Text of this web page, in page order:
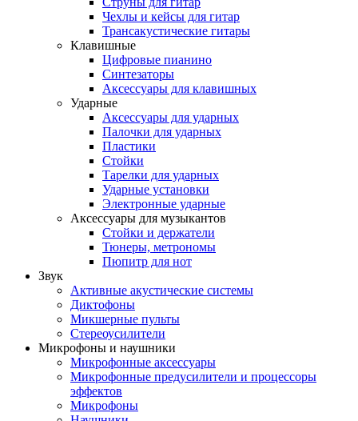
Чехлы и кейсы для гитар
Трансакустические гитары
Клавишные
Цифровые пианино
Синтезаторы
Аксессуары для клавишных
Ударные
Аксессуары для ударных
Палочки для ударных
Пластики
Стойки
Тарелки для ударных
Ударные установки
Электронные ударные
Аксессуары для музыкантов
Стойки и держатели
Тюнеры, метрономы
Пюпитр для нот
Звук
Активные акустические системы
Диктофоны
Микшерные пульты
Стереоусилители
Микрофоны и наушники
Микрофонные аксессуары
Микрофонные предусилители и процессоры
эффектов
Микрофоны